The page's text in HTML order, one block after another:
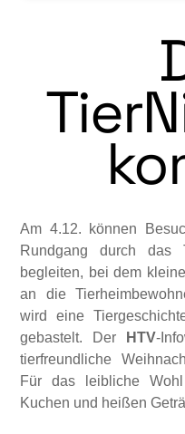
Am 4.12. können
Rundgang durch das
begleiten, bei dem
an die
wird eine
gebastelt.
Der HTV-
tierfreundliche
Für das leibliche
Kuchen und hei­ßen